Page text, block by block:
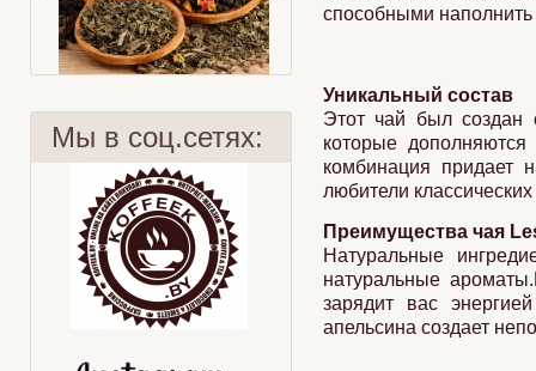
Худеем с чаем Чай "ЗАЩИТНИК"
Мы в соц.сетях:
способными
Уникальный состав
Этот чай был создан
которые
комбинация придает
любители
Преимущества чая
Натуральные
натуральные
зарядит вас
апельсина создает